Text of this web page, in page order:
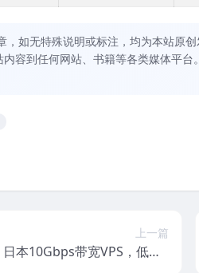
，如无特殊说明或标注，均为本站原
容到任何网站、书籍等各类媒体平
上一篇
本10Gbps带宽VPS，低至1